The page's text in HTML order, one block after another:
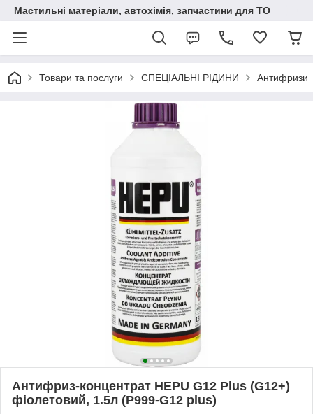
Мастильні матеріали, автохімія, запчастини для ТО
Товари та послуги СПЕЦІАЛЬНІ РІДИНИ Антифризи
Антифриз-концентрат HEPU G12 Plus (G12+)
фіолетовий, 1.5л (P999-G12 plus)